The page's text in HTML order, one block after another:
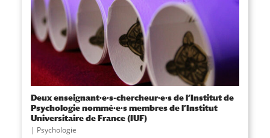
Deux enseignant·e·s-chercheur·e·s de l’Institut de
Psychologie nommé·e·s membres de l’Institut
Universitaire de France (IUF)
Psychologie